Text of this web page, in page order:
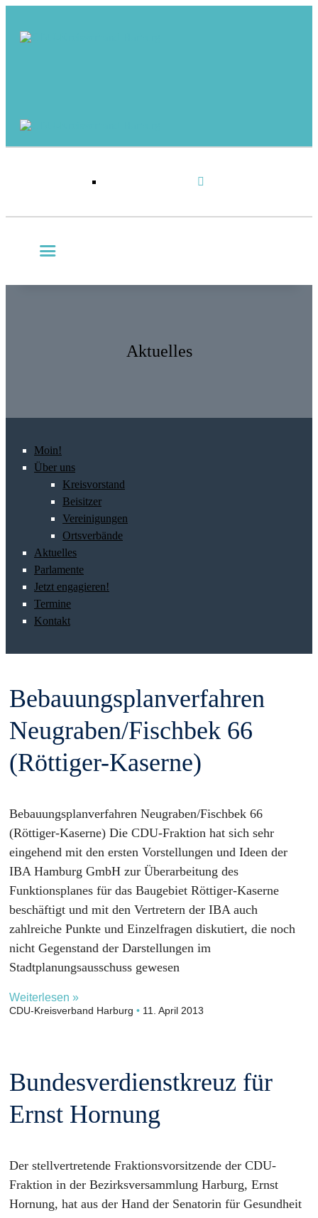
Aktuelles
Moin!
Über uns
Kreisvorstand
Beisitzer
Vereinigungen
Ortsverbände
Aktuelles
Parlamente
Jetzt engagieren!
Termine
Kontakt
Bebauungsplanverfahren
Neugraben/Fischbek 66
(Röttiger-Kaserne)
Bebauungsplanverfahren Neugraben/Fischbek 66
(Röttiger-Kaserne) Die CDU-Fraktion hat sich sehr
eingehend mit den ersten Vorstellungen und Ideen der
IBA Hamburg GmbH zur Überarbeitung des
Funktionsplanes für das Baugebiet Röttiger-Kaserne
beschäftigt und mit den Vertretern der IBA auch
zahlreiche Punkte und Einzelfragen diskutiert, die noch
nicht Gegenstand der Darstellungen im
Stadtplanungsausschuss gewesen
Weiterlesen »
CDU-Kreisverband Harburg 11. April 2013
Bundesverdienstkreuz für
Ernst Hornung
Der stellvertretende Fraktionsvorsitzende der CDU-
Fraktion in der Bezirksversammlung Harburg, Ernst
Hornung, hat aus der Hand der Senatorin für Gesundheit